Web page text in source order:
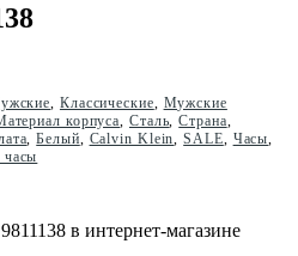
, Классические, Мужские
корпуса, Сталь,Страна,
,Белый, Calvin Klein,SALE, Часы,